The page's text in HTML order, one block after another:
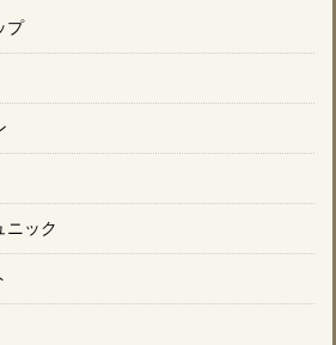
プ
ニック